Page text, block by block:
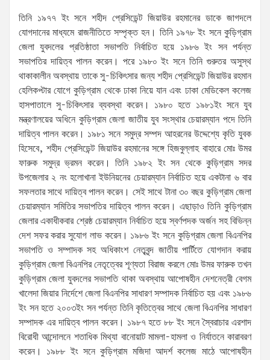
তিনি ১৯৭৭ ইং সনে শহীদ প্রেসিডেন্ট জিয়াউর রহমানের ডাকে জাগদলে
যোগদানের মাধ্যমে রাজনীতিতে সম্পৃক্ত হন। তিনি ১৯৭৮ ইং সনে কুড়িগ্রাম
জেলা যুবদলের প্রতিষ্ঠাতা সভাপতি নির্বাচিত হয়ে ১৯৮৬ ইং সন পর্যন্ত
সভাপতির দায়িত্ব পালন করেন। পরে ১৯৮০ ইং সনে তিনি গুরুতর অসুস্থ
থাকাকালীন অবস্থায় তাকে সু-চিকিৎসার জন্য শহীদ প্রেসিডেন্ট জিয়াউর রহমান
হেলিকপ্টার যোগে কুড়িগ্রাম থেকে ঢাকা নিয়ে যান এবং ঢাকা মেডিকেল কলেজ
হাসপাতালে সু-চিকিৎসার ব্যবস্থা করেন। ১৯৮০ হতে ১৯৮১ইং সনে যুব
মন্ত্রণালয়ের অধিনে কুড়িগ্রাম জেলা জাতীয় যুব সংস্থার চেয়ারম্যান পদে তিনি
দায়িত্ব পালন করেন। ১৯৮১ সনে সমুদ্র সম্পদ আহরনের উদ্দেশ্যে কৃতি যুবক
হিসেবে, শহীদ প্রেসিডেন্ট জিয়াউর রহমানের সঙ্গে হিজবুল্লাহ বাহারে মোঃ উমর
ফারুক সমুদ্র ভ্রমন করেন। তিনি ১৯৮২ ইং সন থেকে কুড়িগ্রাম সদর
উপজেলার ২ নং হলোখানা ইউনিয়নের চেয়ারম্যান নির্বাচিত হয়ে একটানা ৬ বার
সফলতার সাথে দায়িত্ব পালন করেন। সেই সাথে টানা ৩০ বছর কুড়িগ্রাম জেলা
চেয়ারম্যান সমিতির সভাপতির দায়িত্ব পালন করেন। এছাড়াও তিনি কুড়িগ্রাম
জেলার একাধীকবার শ্রেষ্ঠ চেয়ারম্যান নির্বাচিত হয়ে স্বর্ণপদক অর্জন সহ বিভিন্ন
দেশ সফর করার সুযোগ লাভ করেন। ১৯৮৬ ইং সনে কুড়িগ্রাম জেলা বিএনপির
সভাপতি ও সম্পাদক সহ অধিকাংশ নেতৃবৃন্দ জাতীয় পার্টিতে যোগদান করায়
কুড়িগ্রাম জেলা বিএনপির নেতৃত্বের শূণ্যতা বিরাজ করলে মোঃ উমর ফারুক তখন
কুড়িগ্রাম জেলা যুবদলের সভাপতি থাকা অবস্থায় আপোষহীন দেশনেত্রী বেগম
খালেদা জিয়ার নির্দেশে জেলা বিএনপির সাধারণ সম্পাদক নির্বাচিত হয় এবং ১৯৮৬
ইং সন হতে ২০০৩ইং সন পর্যন্ত তিনি কৃতিত্বের সাথে জেলা বিএনপির সাধারণ
সম্পাদক এর দায়িত্ব পালন করেন। ১৯৮৭ হতে ৮৮ ইং সনে স্বৈরাচার এরশাদ
বিরোধী আন্দোলনে শতাধিক মিথ্যা বানোয়াট মামলা-হামলা ও নির্যাতনে কারাবরণ
করেন। ১৯৮৮ ইং সনে কুড়িগ্রাম মজিদা আদর্শ কলেজ মাঠে আপোষহীন